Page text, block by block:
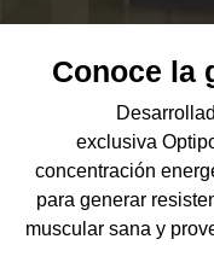
Conoce la
exclusiva
concentración
para generar
muscular sana y